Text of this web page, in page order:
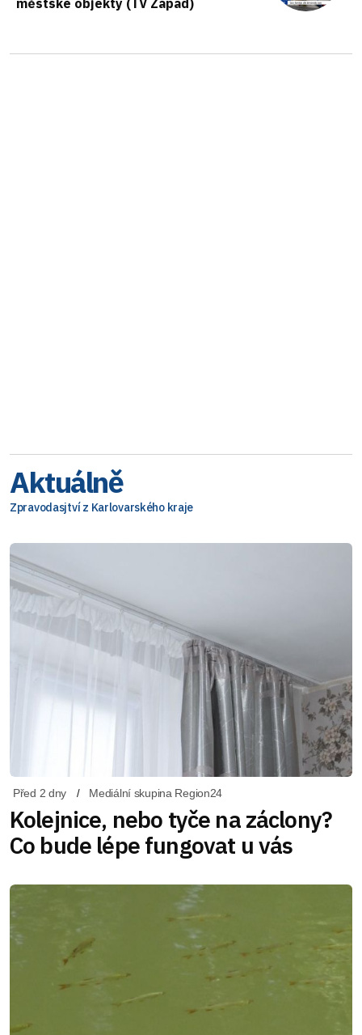
Aktuálně
Zpravodasjtví z Karlovarského kraje
Před 2 dny Mediální skupina Region24
Kolejnice, nebo tyče na záclony?
Co bude lépe fungovat u vás